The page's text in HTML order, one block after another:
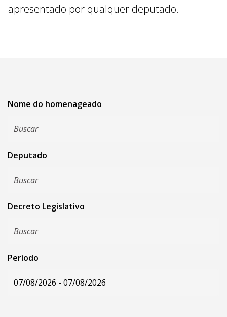
apresentado por qualquer deputado.
Nome do homenageado
Deputado
Decreto Legislativo
Período